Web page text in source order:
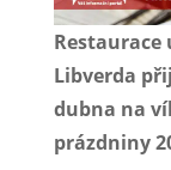
Restaurace
Libverda
dubna na
prázdniny